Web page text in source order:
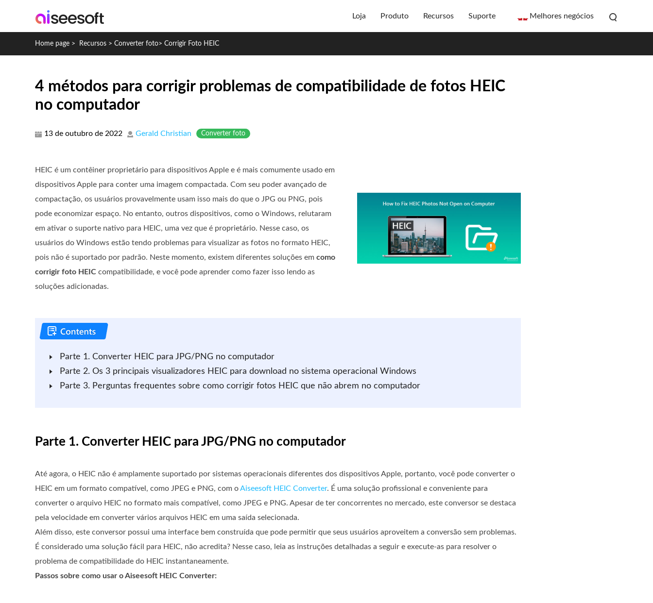
Loja Produto Recursos Suporte Melhores negócios
Home page > Recursos > Converter foto> Corrigir Foto HEIC
4 métodos para corrigir problemas de compatibilidade de fotos HEIC
no computador
13 de outubro de 2022 Gerald Christian Converter foto
HEIC é um contêiner proprietário para dispositivos Apple e é mais comumente usado em
dispositivos Apple para conter uma imagem compactada. Com seu poder avançado de
compactação, os usuários provavelmente usam isso mais do que o JPG ou PNG, pois
pode economizar espaço. No entanto, outros dispositivos, como o Windows, relutaram
em ativar o suporte nativo para HEIC, uma vez que é proprietário. Nesse caso, os
usuários do Windows estão tendo problemas para visualizar as fotos no formato HEIC,
pois não é suportado por padrão. Neste momento, existem diferentes soluções em como
corrigir foto HEIC compatibilidade, e você pode aprender como fazer isso lendo as
soluções adicionadas.
Parte 1. Converter HEIC para JPG/PNG no computador
Parte 2. Os 3 principais visualizadores HEIC para download no sistema operacional Windows
Parte 3. Perguntas frequentes sobre como corrigir fotos HEIC que não abrem no computador
Parte 1. Converter HEIC para JPG/PNG no computador
Até agora, o HEIC não é amplamente suportado por sistemas operacionais diferentes dos dispositivos Apple, portanto, você pode converter o
HEIC em um formato compatível, como JPEG e PNG, com oAiseesoft HEIC Converter. É uma solução profissional e conveniente para
converter o arquivo HEIC no formato mais compatível, como JPEG e PNG. Apesar de ter concorrentes no mercado, este conversor se destaca
pela velocidade em converter vários arquivos HEIC em uma saída selecionada.
Além disso, este conversor possui uma interface bem construída que pode permitir que seus usuários aproveitem a conversão sem problemas.
É considerado uma solução fácil para HEIC, não acredita? Nesse caso, leia as instruções detalhadas a seguir e execute-as para resolver o
problema de compatibilidade do HEIC instantaneamente.
Passos sobre como usar o Aiseesoft HEIC Converter: